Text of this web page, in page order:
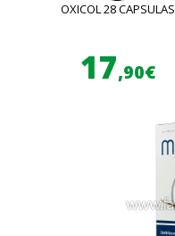
OXICOL 28 CAPSULAS
17,90€